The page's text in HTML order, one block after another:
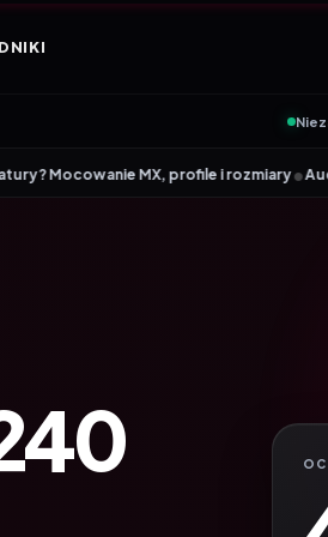
profile i rozmiary•Audyt Google Ads.